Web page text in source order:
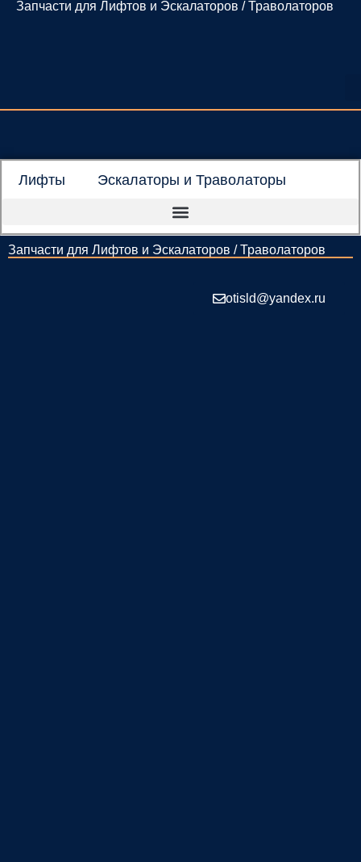
Перейти
Запчасти для Лифтов и Эскалаторов / Траволаторов
Лифты Эскалаторы и Траволаторы
Запчасти для Лифтов и Эскалаторов / Траволаторов
otisld@yandex.ru